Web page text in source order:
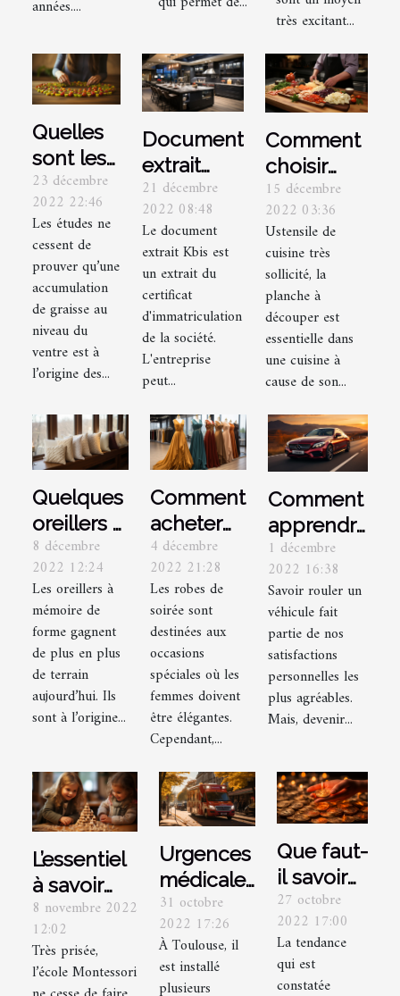
années....
très excitant...
Quelles
sont les
astuces
pour
maigrir
du
ventre ?
23 décembre
2022 22:46
Les études ne
cessent de
prouver qu’une
accumulation
de graisse au
niveau du
ventre est à
l’origine des...
Document
extrait
Kbis : Que
doit-on
savoir ?
21 décembre
2022 08:48
Le document
extrait Kbis est
un extrait du
certificat
d'immatriculation
de la société.
L'entreprise
peut...
Comment
choisir
une
planche à
découper?
15 décembre
2022 03:36
Ustensile de
cuisine très
sollicité, la
planche à
découper est
essentielle dans
une cuisine à
cause de son...
Quelques
oreillers à
mémoire
de forme
8 décembre
2022 12:24
Les oreillers à
mémoire de
forme gagnent
de plus en plus
de terrain
aujourd’hui. Ils
sont à l’origine...
Comment
acheter
une robe
de soirée
en
Turquie ?
4 décembre
2022 21:28
Les robes de
soirée sont
destinées aux
occasions
spéciales où les
femmes doivent
être élégantes.
Cependant,...
Comment
apprendre
à
conduire
un
véhicule
sans
permis ?
1 décembre
2022 16:38
Savoir rouler un
véhicule fait
partie de nos
satisfactions
personnelles les
plus agréables.
Mais, devenir...
L’essentiel
à savoir
sur l’école
Montessori
8 novembre 2022
12:02
Très prisée,
l’école Montessori
Urgences
médicales
à
Toulouse :
quel
service
31 octobre
2022 17:26
À Toulouse, il
est installé
plusieurs
Que faut-
il savoir
sur la
crypto-
monnaie
Hodl ?
27 octobre
2022 17:00
La tendance
qui est
constatée